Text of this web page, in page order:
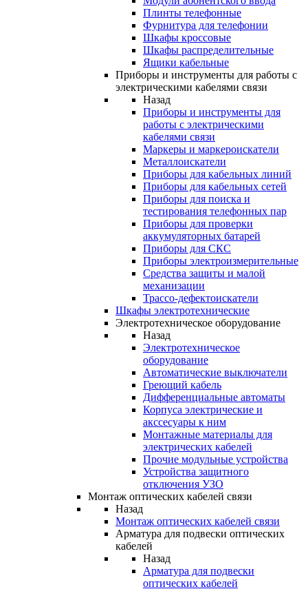
Плинты телефонные
Фурнитура для телефонии
Шкафы кроссовые
Шкафы распределительные
Ящики кабельные
Приборы и инструменты для работы с
электрическими кабелями связи
Назад
Приборы и инструменты для
работы с электрическими
кабелями связи
Маркеры и маркероискатели
Металлоискатели
Приборы для кабельных линий
Приборы для кабельных сетей
Приборы для поиска и
тестирования телефонных пар
Приборы для проверки
аккумуляторных батарей
Приборы для СКС
Приборы электроизмерительные
Средства защиты и малой
механизации
Трассо-дефектоискатели
Шкафы электротехнические
Электротехническое оборудование
Назад
Электротехническое
оборудование
Автоматические выключатели
Греющий кабель
Дифференциальные автоматы
Корпуса электрические и
акссесуары к ним
Монтажные материалы для
электрических кабелей
Прочие модульные устройства
Устройства защитного
отключения УЗО
Монтаж оптических кабелей связи
Назад
Монтаж оптических кабелей связи
Арматура для подвески оптических
кабелей
Назад
Арматура для подвески
оптических кабелей